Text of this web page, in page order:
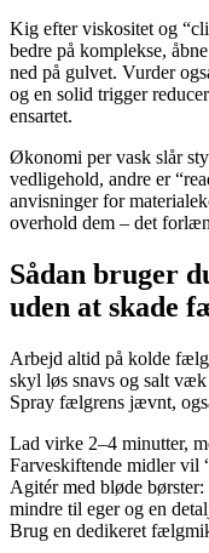
Kig efter viskositet og
bedre på komplekse,
ned på gulvet. Vurder
og en solid trigger
ensartet.
Økonomi per vask slår
vedligehold, andre er
anvisninger for
overhold dem – det
Sådan bruger
uden at skade
Arbejd altid på kolde
skyl løs snavs og salt
Spray fælgrens jævnt,
Lad virke 2–4 minutter,
Farveskiftende midler vil
Agitér med bløde
mindre til eger og en
Brug en dedikeret